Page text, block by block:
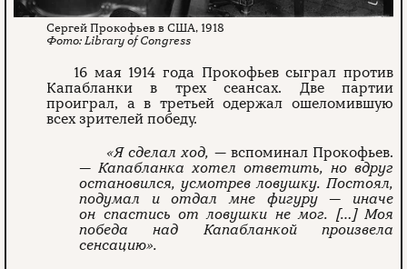
Сергей Прокофьев в США, 1918
Library of Congress
16 мая 1914 года Прокофьев сыграл против
Капабланки в трех сеансах. Две партии
проиграл, а в третьей одержал ошеломившую
всех зрителей победу.
«Я сделал ход, — вспоминал Прокофьев.
— Капабланка хотел ответить, но вдруг
остановился, усмотрев ловушку. Постоял,
подумал и отдал мне фигуру — иначе
он спастись от ловушки не мог. […] Моя
победа над Капабланкой произвела
сенсацию».